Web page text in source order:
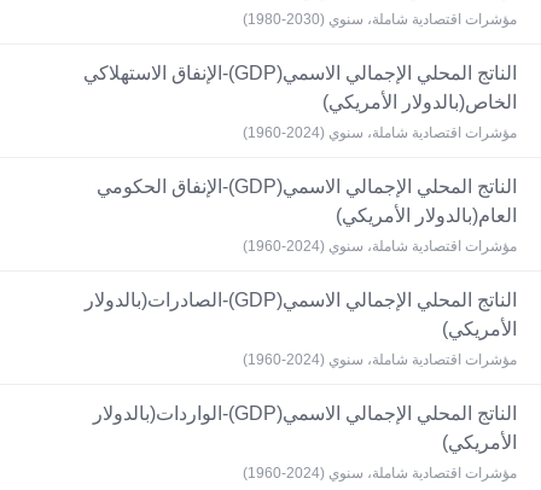
مؤشرات اقتصادية شاملة، سنوي (2030-1980)
الناتج المحلي الإجمالي الاسمي(GDP)-الإنفاق الاستهلاكي
الخاص(بالدولار الأمريكي)
مؤشرات اقتصادية شاملة، سنوي (2024-1960)
الناتج المحلي الإجمالي الاسمي(GDP)-الإنفاق الحكومي
العام(بالدولار الأمريكي)
مؤشرات اقتصادية شاملة، سنوي (2024-1960)
الناتج المحلي الإجمالي الاسمي(GDP)-الصادرات(بالدولار
الأمريكي)
مؤشرات اقتصادية شاملة، سنوي (2024-1960)
الناتج المحلي الإجمالي الاسمي(GDP)-الواردات(بالدولار
الأمريكي)
مؤشرات اقتصادية شاملة، سنوي (2024-1960)